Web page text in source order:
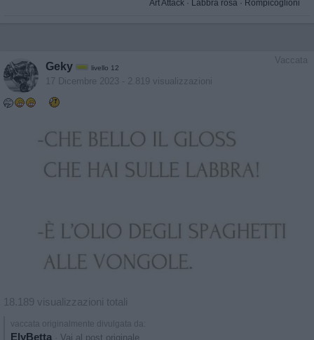
Art Attack · Labbra rosa · Rompicoglioni
Vaccata
Geky livello 12
17 Dicembre 2023 - 2.819 visualizzazioni
🤭
18.189 visualizzazioni totali
vaccata originalmente divulgata da:
ElyBetta Vai al post originale